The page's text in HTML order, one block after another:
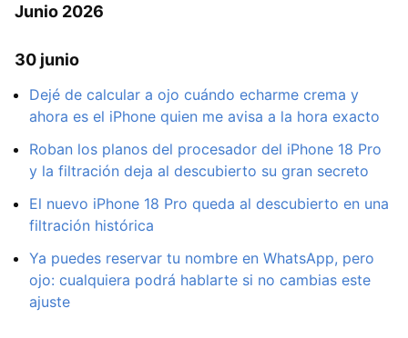
Junio 2026
30 junio
Dejé de calcular a ojo cuándo echarme crema y
ahora es el iPhone quien me avisa a la hora exacto
Roban los planos del procesador del iPhone 18 Pro
y la filtración deja al descubierto su gran secreto
El nuevo iPhone 18 Pro queda al descubierto en una
filtración histórica
Ya puedes reservar tu nombre en WhatsApp, pero
ojo: cualquiera podrá hablarte si no cambias este
ajuste